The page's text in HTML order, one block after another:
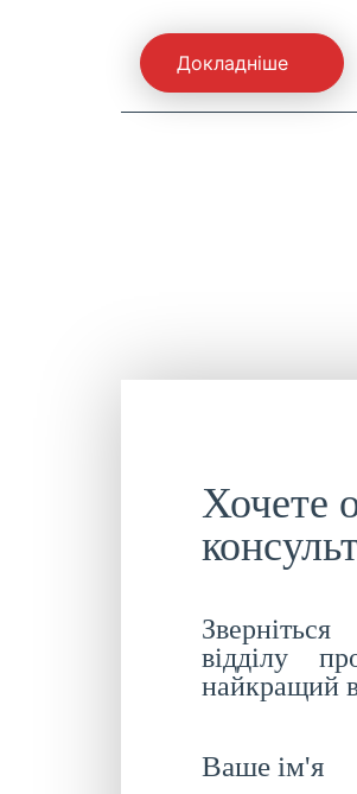
Докладніше
Хочете
відділу
найкращий